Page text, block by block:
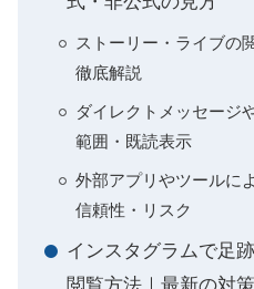
ストーリー・ライブの
徹底解説
ダイレクトメッセージ
範囲・既読表示
外部アプリやツールに
信頼性・リスク
インスタグラムで足